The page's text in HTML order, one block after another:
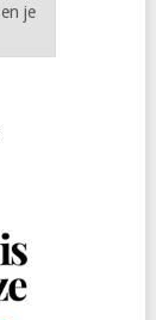
en je